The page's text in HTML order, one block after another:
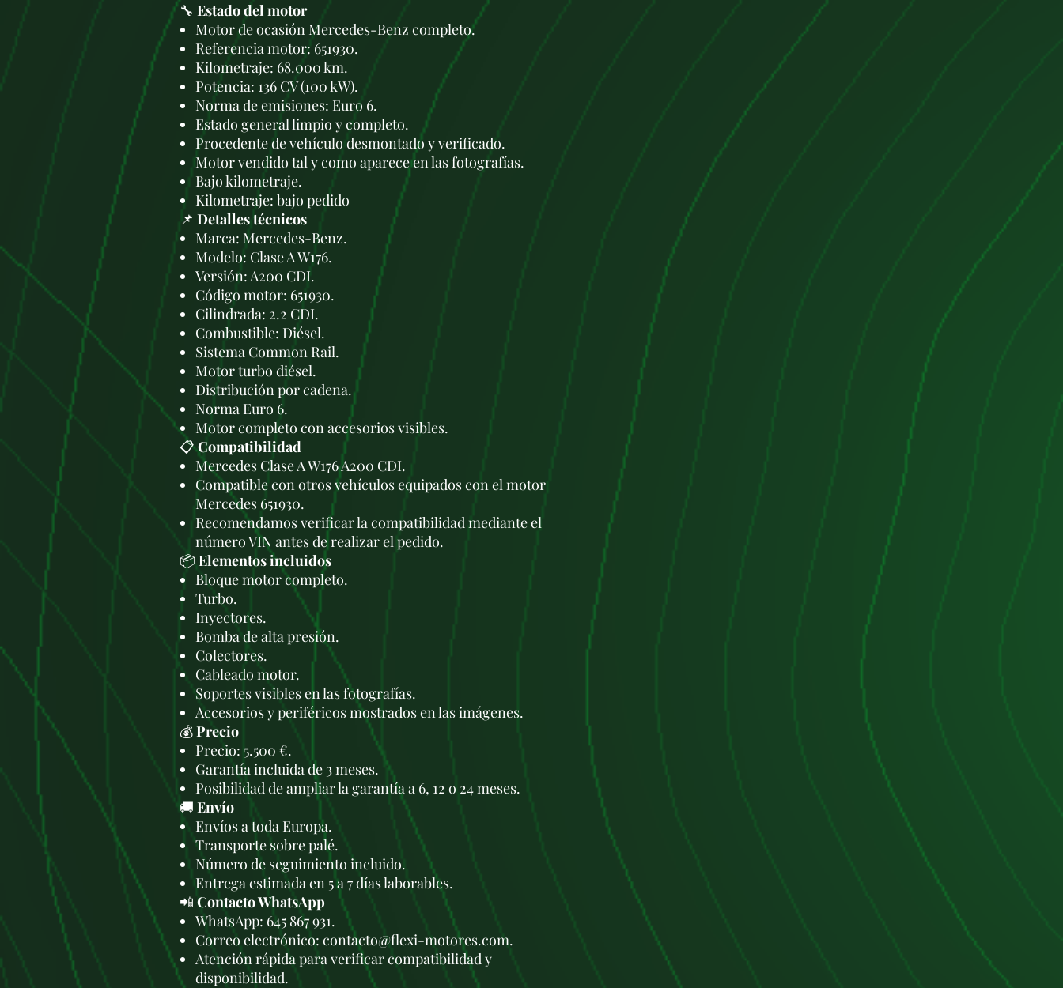
🔧 Estado del motor
Motor de ocasión Mercedes-Benz completo.
Referencia motor: 651930.
Kilometraje: 68.000 km.
Potencia: 136 CV (100 kW).
Norma de emisiones: Euro 6.
Estado general limpio y completo.
Procedente de vehículo desmontado y verificado.
Motor vendido tal y como aparece en las fotografías.
Bajo kilometraje.
Kilometraje: bajo pedido
📌 Detalles técnicos
Marca: Mercedes-Benz.
Modelo: Clase A W176.
Versión: A200 CDI.
Código motor: 651930.
Cilindrada: 2.2 CDI.
Combustible: Diésel.
Sistema Common Rail.
Motor turbo diésel.
Distribución por cadena.
Norma Euro 6.
Motor completo con accesorios visibles.
📋Compatibilidad
Mercedes Clase A W176 A200 CDI.
Compatible con otros vehículos equipados con el motor
Mercedes 651930.
Recomendamos verificar la compatibilidad mediante el
número VIN antes de realizar el pedido.
📦 Elementos incluidos
Bloque motor completo.
Turbo.
Inyectores.
Bomba de alta presión.
Colectores.
Cableado motor.
Soportes visibles en las fotografías.
Accesorios y periféricos mostrados en las imágenes.
💰Precio
Precio: 5.500 €.
Garantía incluida de 3 meses.
Posibilidad de ampliar la garantía a 6, 12 o 24 meses.
🚚 Envío
Envíos a toda Europa.
Transporte sobre palé.
Número de seguimiento incluido.
Entrega estimada en 5 a 7 días laborables.
📲 Contacto WhatsApp
WhatsApp: 645 867 931.
Correo electrónico: contacto@flexi-motores.com.
Atención rápida para verificar compatibilidad y
disponibilidad.